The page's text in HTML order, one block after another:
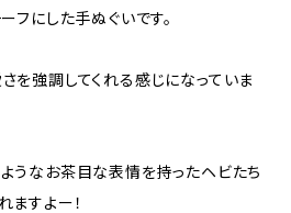
にした手ぬぐいです。
を強調してくれる感じになっていま
うなお茶目な表情を持ったヘビたち
ますよー！